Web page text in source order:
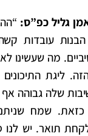
גליל כפ”ס:
עובדות
מה שעשינו
ליגת
שלה גבוהה
שמח
תואר. יש לנו